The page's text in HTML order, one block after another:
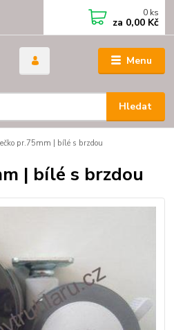
Menu
Hledat
0 ks
za 0,00 Kč
pr.75mm | bílé s brzdou
| bílé s brzdou